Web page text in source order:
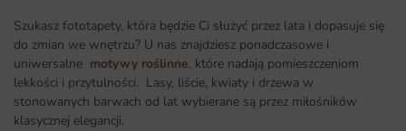
Szukasz fototapety, która będzie Ci służyć przez lata i dopasuje się
do zmian we wnętrzu? U nas znajdziesz ponadczasowe i
uniwersalne motywy roślinne, które nadają pomieszczeniom
lekkości i przytulności. Lasy, liście, kwiaty i drzewa w
stonowanych barwach od lat wybierane są przez miłośników
klasycznej elegancji.